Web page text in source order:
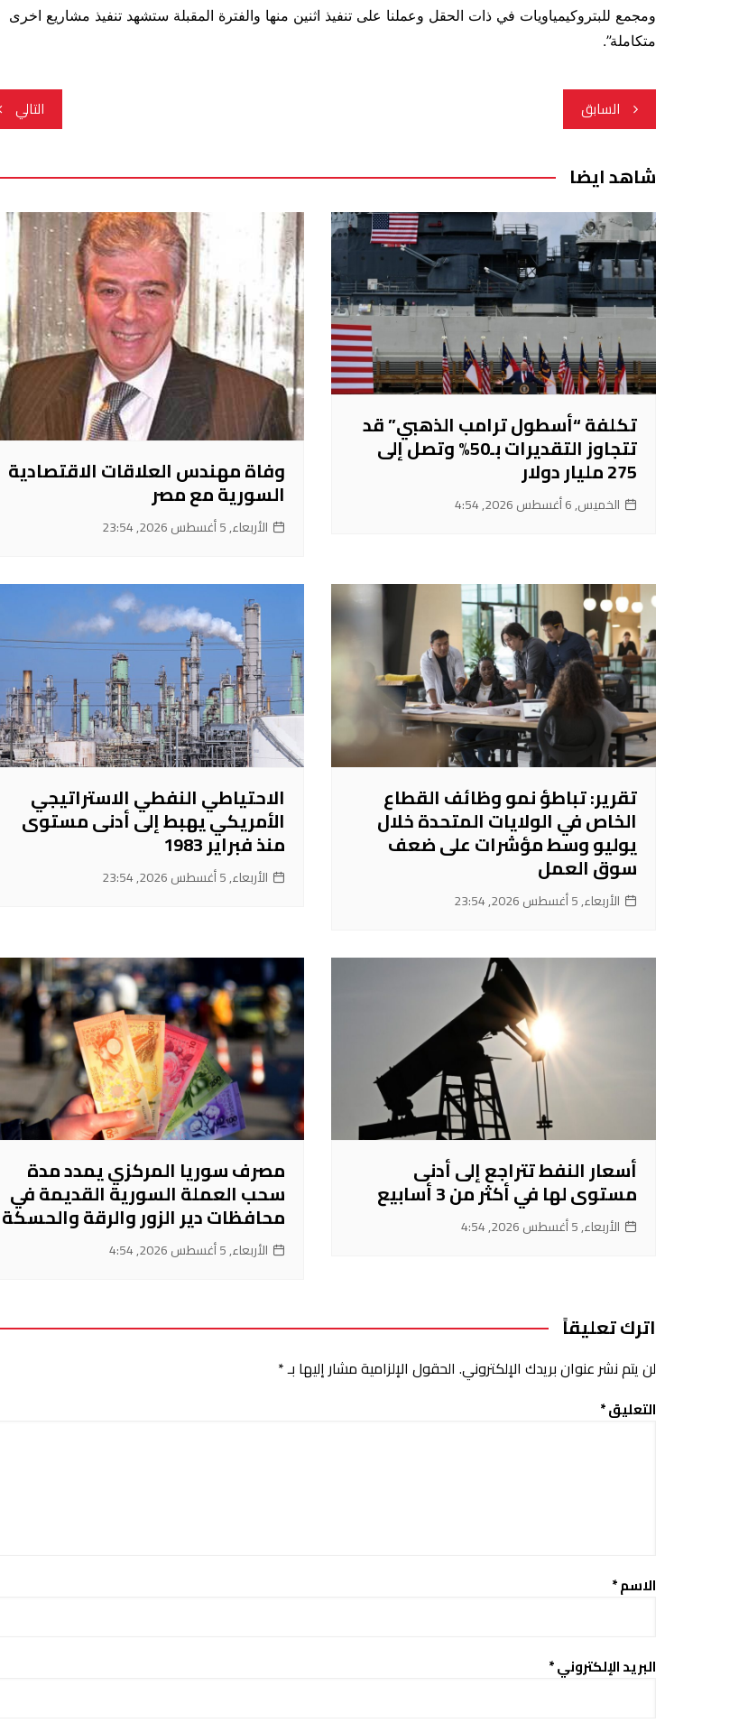
ومجمع للبتروكيمياويات في ذات الحقل وعملنا على تنفيذ اثنين منها والفترة المقبلة ستشهد تنفيذ مشاريع اخرى
متكاملة”.
تصفّح
المقالات
السابق التالي
شاهد ايضا
تكلفة “أسطول ترامب الذهبي” قد
تتجاوز التقديرات بـ50% وتصل إلى
275 مليار دولار
الخميس, 6 أغسطس 2026, 4:54
وفاة مهندس العلاقات الاقتصادية
السورية مع مصر
الأربعاء, 5 أغسطس 2026, 23:54
تقرير: تباطؤ نمو وظائف القطاع
الخاص في الولايات المتحدة خلال
يوليو وسط مؤشرات على ضعف
سوق العمل
الأربعاء, 5 أغسطس 2026, 23:54
الاحتياطي النفطي الاستراتيجي
الأمريكي يهبط إلى أدنى مستوى
منذ فبراير 1983
الأربعاء, 5 أغسطس 2026, 23:54
أسعار النفط تتراجع إلى أدنى
مستوى لها في أكثر من 3 أسابيع
الأربعاء, 5 أغسطس 2026, 4:54
مصرف سوريا المركزي يمدد مدة
سحب العملة السورية القديمة في
محافظات دير الزور والرقة والحسكة
الأربعاء, 5 أغسطس 2026, 4:54
اترك تعليقاً
لن يتم نشر عنوان بريدك الإلكتروني. الحقول الإلزامية مشار إليها بـ*
التعليق*
الاسم*
البريد الإلكتروني*